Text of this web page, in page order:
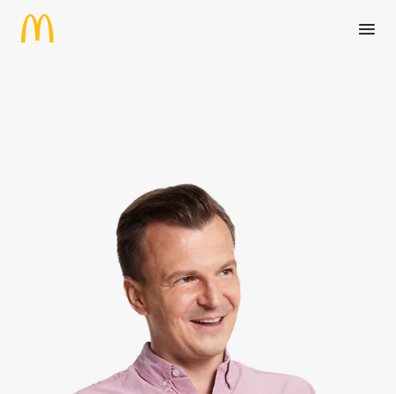
Zum Hauptinhalt springen